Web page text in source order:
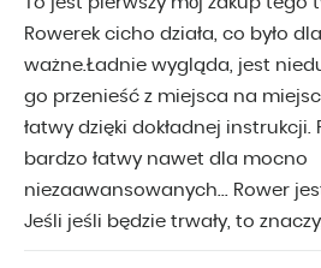
Rowerek cicho działa, co było
ważne.Ładnie wygląda, jest
go przenieść z miejsca na
łatwy dzięki dokładnej instrukcji.
bardzo łatwy nawet dla mocno
niezaawansowanych... Rower
Jeśli jeśli będzie trwały, to